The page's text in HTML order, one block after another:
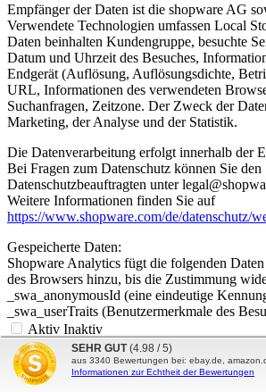
Empfänger der Daten ist die shopware AG
Verwendete Technologien umfassen Local
Daten beinhalten Kundengruppe, besuchte
Datum und Uhrzeit des Besuches,
Endgerät (Auflösung, Auflösungsdichte,
URL, Informationen des verwendeten
Suchanfragen, Zeitzone. Der Zweck der
Marketing, der Analyse und der Statistik.
Die Datenverarbeitung erfolgt innerhalb der
Bei Fragen zum Datenschutz können Sie den
Datenschutzbeauftragten unter
Weitere Informationen finden Sie auf
https://www.shopware.com/de/datenschutz/
Gespeicherte Daten:
Shopware Analytics fügt die folgenden
des Browsers hinzu, bis die Zustimmung
_swa_anonymousId (eine eindeutige
_swa_userTraits (Benutzermerkmale des
Aktiv Inaktiv
Komfortfunktionen
Aktiv
Inaktiv
SEHR GUT (4.98 / 5)
aus 3340 Bewertungen bei: ebay.de,
Informationen zur Echtheit der Bewertungen